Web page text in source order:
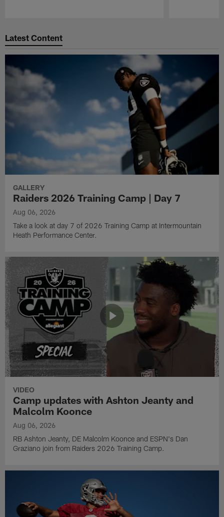
Latest Content
GALLERY
Raiders 2026 Training Camp | Day 7
Aug 06, 2026
Take a look at day 7 of 2026 Training Camp at Intermountain
Heath Performance Center.
VIDEO
Camp updates with Ashton Jeanty and
Malcolm Koonce
Aug 06, 2026
RB Ashton Jeanty, DE Malcolm Koonce and ESPN's Dan
Graziano join from Raiders 2026 Training Camp.